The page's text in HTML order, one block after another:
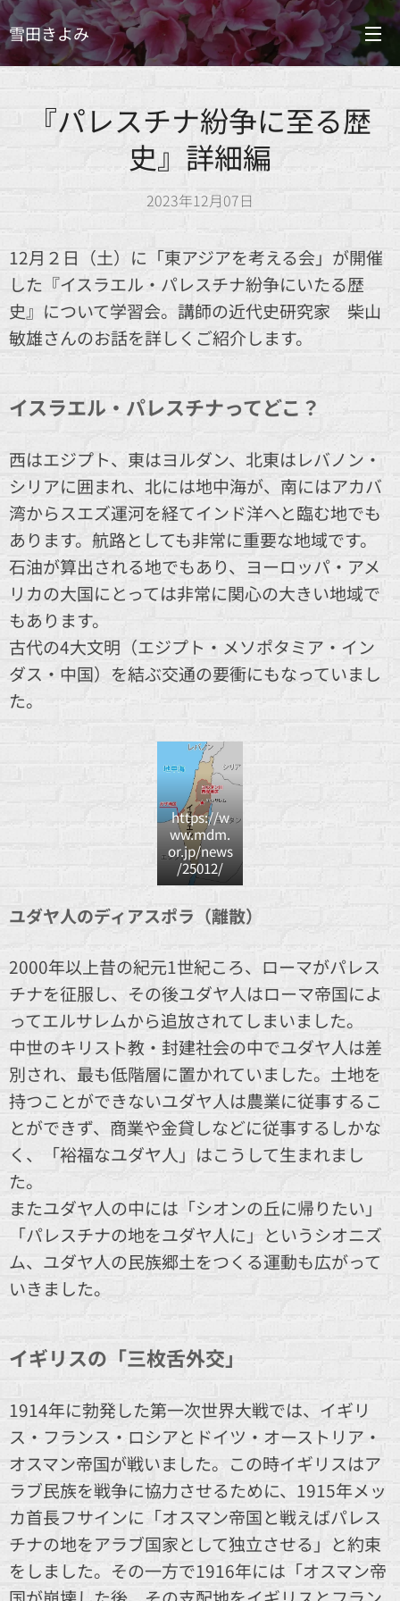
雪田きよみ
『パレスチナ紛争に至る歴
史』詳細編
2023年12月07日
12月２日（土）に「東アジアを考える会」が開催
した『イスラエル・パレスチナ紛争にいたる歴
史』について学習会。講師の近代史研究家 柴山
敏雄さんのお話を詳しくご紹介します。
イスラエル・パレスチナってどこ？
西はエジプト、東はヨルダン、北東はレバノン・
シリアに囲まれ、北には地中海が、南にはアカバ
湾からスエズ運河を経てインド洋へと臨む地でも
あります。航路としても非常に重要な地域です。
石油が算出される地でもあり、ヨーロッパ・アメ
リカの大国にとっては非常に関心の大きい地域で
もあります。
古代の4大文明（エジプト・メソポタミア・イン
ダス・中国）を結ぶ交通の要衝にもなっていまし
た。
https://w
ww.mdm.
or.jp/news
/25012/
ユダヤ人のディアスポラ（離散）
2000年以上昔の紀元1世紀ころ、ローマがパレス
チナを征服し、その後ユダヤ人はローマ帝国によ
ってエルサレムから追放されてしまいました。
中世のキリスト教・封建社会の中でユダヤ人は差
別され、最も低階層に置かれていました。土地を
持つことができないユダヤ人は農業に従事するこ
とができず、商業や金貸しなどに従事するしかな
く、「裕福なユダヤ人」はこうして生まれまし
た。
またユダヤ人の中には「シオンの丘に帰りたい」
「パレスチナの地をユダヤ人に」というシオニズ
ム、ユダヤ人の民族郷土をつくる運動も広がって
いきました。
イギリスの「三枚舌外交」
1914年に勃発した第一次世界大戦では、イギリ
ス・フランス・ロシアとドイツ・オーストリア・
オスマン帝国が戦いました。この時イギリスはア
ラブ民族を戦争に協力させるために、1915年メッ
カ首長フサインに「オスマン帝国と戦えばパレス
チナの地をアラブ国家として独立させる」と約束
をしました。その一方で1916年には「オスマン帝